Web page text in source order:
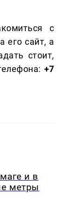
с
его сайт, а
стоит,
+7
и в
метры